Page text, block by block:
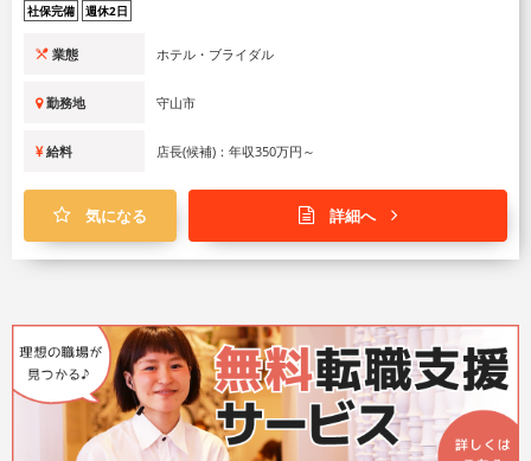
社保完備 週休2日
業態 ホテル・ブライダル
勤務地 守山市
給料 店長(候補)：年収350万円～
気になる 詳細へ